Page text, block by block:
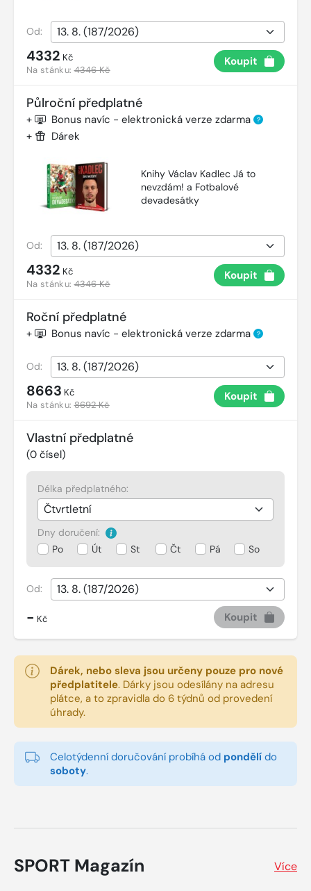
Od:
4332 Kč
Na stánku:4346 Kč
Koupit
Půlroční předplatné
+ Bonus navíc - elektronická verze zdarma ?
+ Dárek
Knihy Václav Kadlec Já to
nevzdám! a Fotbalové
devadesátky
Od:
4332 Kč
Na stánku:4346 Kč
Koupit
Roční předplatné
+ Bonus navíc - elektronická verze zdarma ?
Od:
8663 Kč
Na stánku:8692 Kč
Koupit
Vlastní předplatné
(0 čísel)
Délka předplatného:
Dny doručení:
Po
Út St Čt Pá So
Od:
- Kč Koupit
Dárek, nebo sleva jsou určeny pouze pro nové
předplatitele. Dárky jsou odesílány na adresu
plátce, a to zpravidla do 6 týdnů od provedení
úhrady.
Celotýdenní doručování probíhá od pondělí do
soboty.
SPORT Magazín Více